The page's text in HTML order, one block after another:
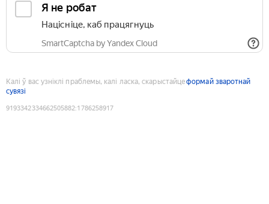
Я не робат
Націсніце, каб працягнуць
SmartCaptcha by Yandex Cloud
Калі ў вас узніклі праблемы, калі ласка, скарыстайцеформай зваротнай
сувязі
9193342334662505882:1786258917